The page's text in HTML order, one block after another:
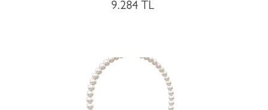
9.284 TL